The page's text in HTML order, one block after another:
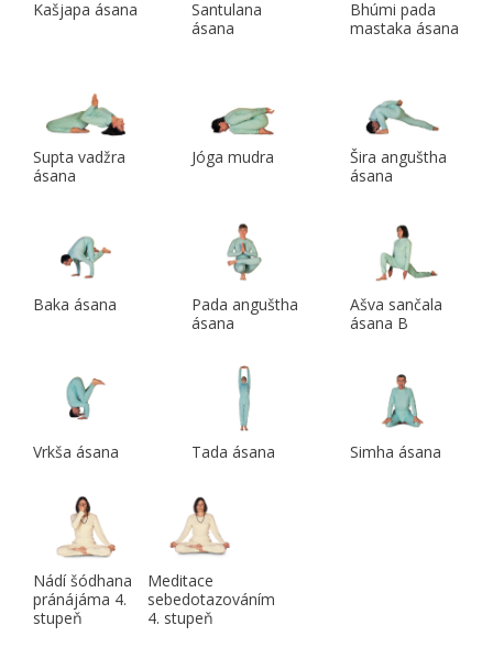
Kašjapa ásana
Santulana
ásana
Bhúmi pada
mastaka ásana
Supta vadžra
ásana
Jóga mudra
Šira anguštha
ásana
Baka ásana
Pada anguštha
ásana
Ašva sančala
ásana B
Vrkša ásana Tada ásana Simha ásana
Nádí šódhana
pránájáma 4.
stupeň
Meditace
sebedotazováním
4. stupeň